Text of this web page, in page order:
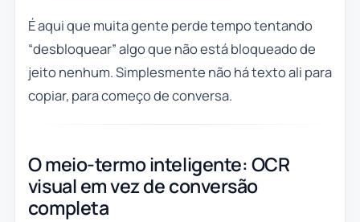
É aqui que muita gente perde tempo tentando
“desbloquear” algo que não está bloqueado de
jeito nenhum. Simplesmente não há texto ali para
copiar, para começo de conversa.
O meio-termo inteligente: OCR
visual em vez de conversão
completa